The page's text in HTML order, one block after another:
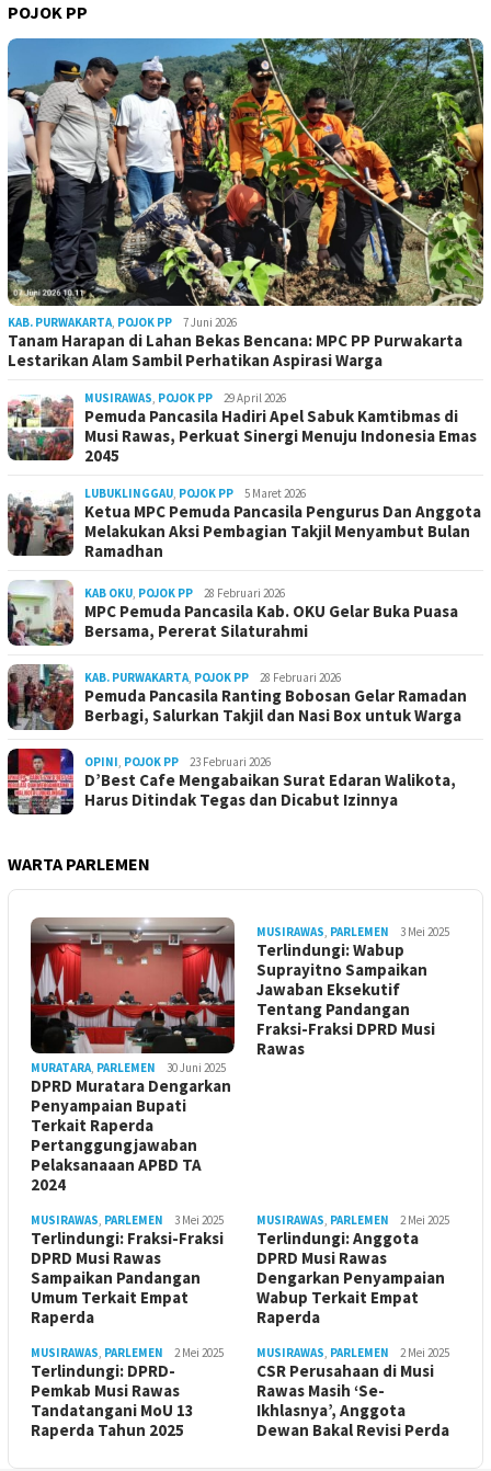
POJOK PP
KAB. PURWAKARTA, POJOK PP 7 Juni 2026
Tanam Harapan di Lahan Bekas Bencana: MPC PP Purwakarta
Lestarikan Alam Sambil Perhatikan Aspirasi Warga
MUSIRAWAS, POJOK PP 29 April 2026
Pemuda Pancasila Hadiri Apel Sabuk Kamtibmas di
Musi Rawas, Perkuat Sinergi Menuju Indonesia Emas
2045
LUBUKLINGGAU, POJOK PP 5 Maret 2026
Ketua MPC Pemuda Pancasila Pengurus Dan Anggota
Melakukan Aksi Pembagian Takjil Menyambut Bulan
Ramadhan
KAB OKU, POJOK PP 28 Februari 2026
MPC Pemuda Pancasila Kab. OKU Gelar Buka Puasa
Bersama, Pererat Silaturahmi
KAB. PURWAKARTA, POJOK PP 28 Februari 2026
Pemuda Pancasila Ranting Bobosan Gelar Ramadan
Berbagi, Salurkan Takjil dan Nasi Box untuk Warga
OPINI, POJOK PP 23 Februari 2026
D’Best Cafe Mengabaikan Surat Edaran Walikota,
Harus Ditindak Tegas dan Dicabut Izinnya
WARTA PARLEMEN
MURATARA, PARLEMEN 30 Juni 2025
DPRD Muratara Dengarkan
Penyampaian Bupati
Terkait Raperda
Pertanggungjawaban
Pelaksanaaan APBD TA
2024
MUSIRAWAS, PARLEMEN 3 Mei 2025
Terlindungi: Wabup
Suprayitno Sampaikan
Jawaban Eksekutif
Tentang Pandangan
Fraksi-Fraksi DPRD Musi
Rawas
MUSIRAWAS, PARLEMEN 3 Mei 2025
Terlindungi: Fraksi-Fraksi
DPRD Musi Rawas
Sampaikan Pandangan
Umum Terkait Empat
Raperda
MUSIRAWAS, PARLEMEN 2 Mei 2025
Terlindungi: Anggota
DPRD Musi Rawas
Dengarkan Penyampaian
Wabup Terkait Empat
Raperda
MUSIRAWAS, PARLEMEN 2 Mei 2025
Terlindungi: DPRD-
Pemkab Musi Rawas
Tandatangani MoU 13
Raperda Tahun 2025
MUSIRAWAS, PARLEMEN 2 Mei 2025
CSR Perusahaan di Musi
Rawas Masih ‘Se-
Ikhlasnya’, Anggota
Dewan Bakal Revisi Perda ‎